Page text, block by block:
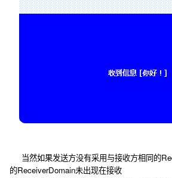
当然如果发送方没有采用与接收方相同的
的ReceiverDomain未出现在接收